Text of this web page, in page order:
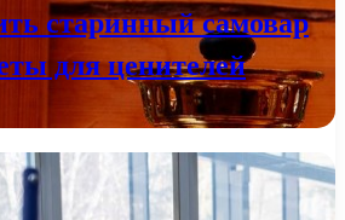
старинный самовар
для ценителей